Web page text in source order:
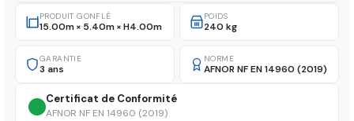
PRODUIT GONFLÉ
15.00m × 5.40m × H4.00m
POIDS
240 kg
GARANTIE
3 ans
NORME
AFNOR NF EN 14960 (2019)
Certificat de Conformité
AFNOR NF EN 14960 (2019)